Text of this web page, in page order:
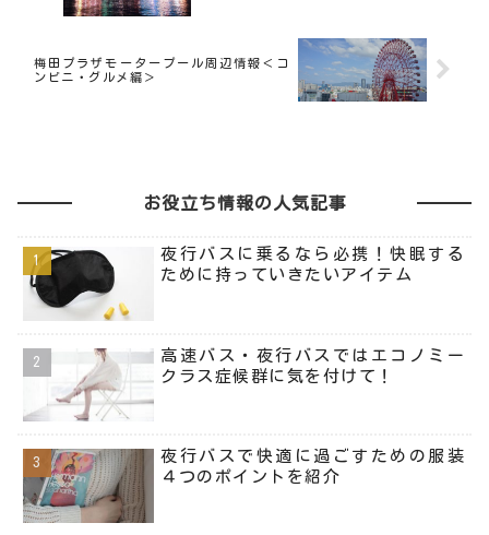
梅田プラザモータープール周辺情報＜コ
ンビニ・グルメ編＞
お役立ち情報の人気記事
夜行バスに乗るなら必携！快眠する
ために持っていきたいアイテム
高速バス・夜行バスではエコノミー
クラス症候群に気を付けて！
夜行バスで快適に過ごすための服装
４つのポイントを紹介